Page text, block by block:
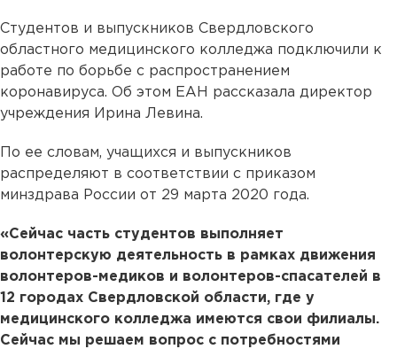
Студентов и выпускников Свердловского
областного медицинского колледжа подключили к
работе по борьбе с распространением
коронавируса. Об этом ЕАН рассказала директор
учреждения Ирина Левина.
По ее словам, учащихся и выпускников
распределяют в соответствии с приказом
минздрава России от 29 марта 2020 года.
«Сейчас часть студентов выполняет
волонтерскую деятельность в рамках движения
волонтеров-медиков и волонтеров-спасателей в
12 городах Свердловской области, где у
медицинского колледжа имеются свои филиалы.
Сейчас мы решаем вопрос с потребностями